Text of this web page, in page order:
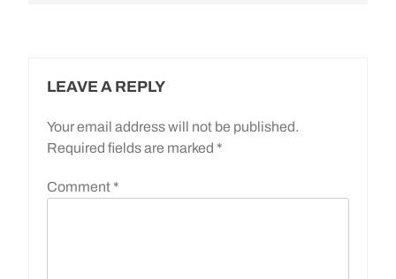
LEAVE A REPLY
Your email address will not be published.
Required fields are marked *
Comment *